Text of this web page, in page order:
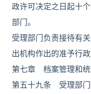
政许可决定之日起十
部门。
受理部门负责接待有
出机构作出的准予行政
第七章 档案管理和
第五十九条 受理部门